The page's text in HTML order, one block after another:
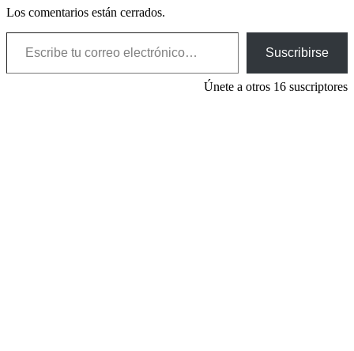
Los comentarios están cerrados.
Escribe tu correo electrónico…
Suscribirse
Únete a otros 16 suscriptores